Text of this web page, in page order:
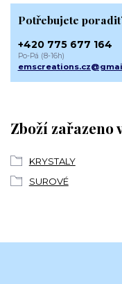
Zboží zařazeno
KRYSTALY
SUROVÉ
Potřebujete
+420 775 677 164
Po-Pá (8-16h)